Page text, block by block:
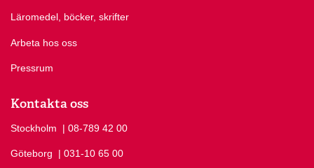
Läromedel, böcker, skrifter
Arbeta hos oss
Pressrum
Kontakta oss
Stockholm Ring Stockholm på
| 08-789 42 00
Göteborg Ring Göteborg på
| 031-10 65 00